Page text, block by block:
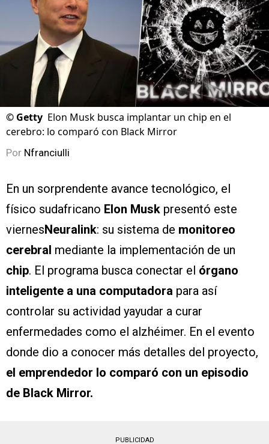
© Getty Elon Musk busca implantar un chip en el
cerebro: lo comparó con Black Mirror
Por Nfranciulli
En un sorprendente avance tecnológico, el
físico sudafricano Elon Musk presentó este
viernesNeuralink: su sistema de monitoreo
cerebral mediante la implementación de un
chip. El programa busca conectar el órgano
inteligente a una computadora para así
controlar su actividad yayudar a curar
enfermedades como el alzhéimer. En el evento
donde dio a conocer más detalles del proyecto,
el emprendedor lo comparó con un episodio
de Black Mirror.
PUBLICIDAD